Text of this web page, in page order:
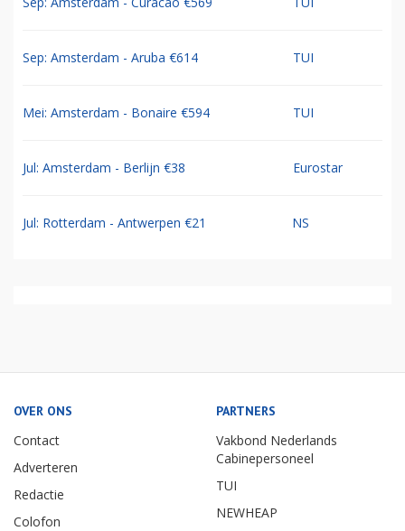
Sep: Amsterdam - Aruba €614 TUI
Mei: Amsterdam - Bonaire €594 TUI
Jul: Amsterdam - Berlijn €38 Eurostar
Jul: Rotterdam - Antwerpen €21 NS
OVER ONS
Contact
Adverteren
Redactie
Colofon
PARTNERS
Vakbond Nederlands
Cabinepersoneel
TUI
NEWHEAP